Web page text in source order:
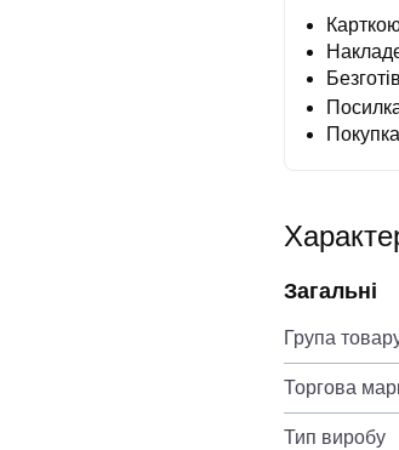
Загальні
Група
Торгова
Тип виробу